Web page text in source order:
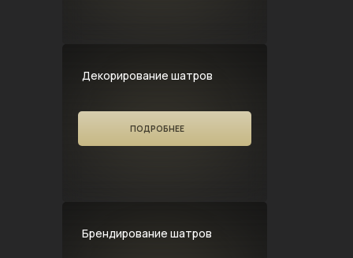
Декорирование шатров
ПОДРОБНЕЕ
Брендирование шатров